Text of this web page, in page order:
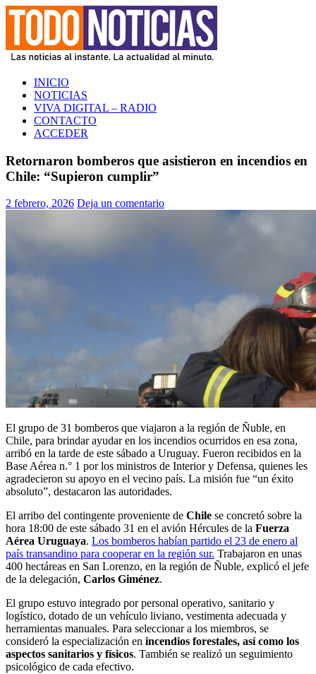
Saltar
contenido
TODO NOTICIAS
La noticia al instante. La actualidad al minuto
INICIO
NOTICIAS
VIVA DIGITAL – RADIO
CONTACTO
ACCEDER
Retornaron bomberos que asistieron en incendios en
Chile: “Supieron cumplir”
2 febrero, 2026 Deja un comentario
El grupo de 31 bomberos que viajaron a la región de Ñuble, en
Chile, para brindar ayudar en los incendios ocurridos en esa zona,
arribó en la tarde de este sábado a Uruguay. Fueron recibidos en la
Base Aérea n.° 1 por los ministros de Interior y Defensa, quienes les
agradecieron su apoyo en el vecino país. La misión fue “un éxito
absoluto”, destacaron las autoridades.
El arribo del contingente proveniente de Chile se concretó sobre la
hora 18:00 de este sábado 31 en el avión Hércules de la Fuerza
Aérea Uruguaya. Los bomberos habían partido el 23 de enero al
país transandino para cooperar en la región sur. Trabajaron en unas
400 hectáreas en San Lorenzo, en la región de Ñuble, explicó el jefe
de la delegación, Carlos Giménez.
El grupo estuvo integrado por personal operativo, sanitario y
logístico, dotado de un vehículo liviano, vestimenta adecuada y
herramientas manuales. Para seleccionar a los miembros, se
consideró la especialización en incendios forestales, así como los
aspectos sanitarios y físicos. También se realizó un seguimiento
psicológico de cada efectivo.